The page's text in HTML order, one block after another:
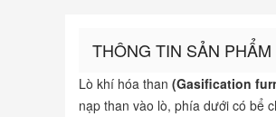
THÔNG TIN SẢN PHẨM
Lò khí hóa than (Gasification
nạp than vào lò, phía dưới có bể